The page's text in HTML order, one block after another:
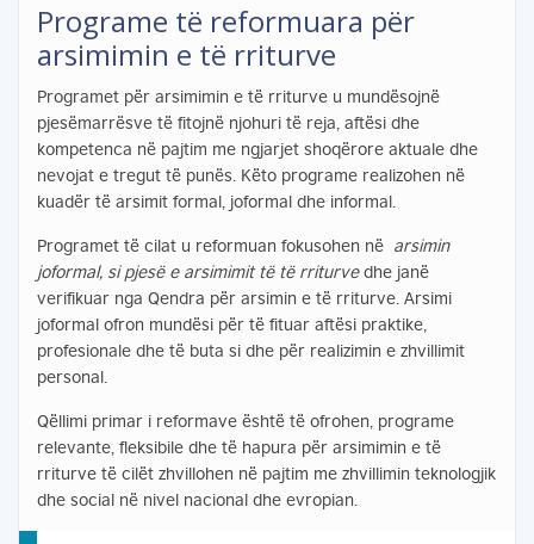
Programe të reformuara për
arsimimin e të rriturve
Programet për arsimimin e të rriturve u mundësojnë
pjesëmarrësve të fitojnë njohuri të reja, aftësi dhe
kompetenca në pajtim me ngjarjet shoqërore aktuale dhe
nevojat e tregut të punës. Këto programe realizohen në
kuadër të arsimit formal, joformal dhe informal.
Programet të cilat u reformuan fokusohen në arsimin
joformal, si pjesë e arsimimit të të rriturvedhe janë
verifikuar nga Qendra për arsimin e të rriturve. Arsimi
joformal ofron mundësi për të fituar aftësi praktike,
profesionale dhe të buta si dhe për realizimin e zhvillimit
personal.
Qëllimi primar i reformave është të ofrohen, programe
relevante, fleksibile dhe të hapura për arsimimin e të
rriturve të cilët zhvillohen në pajtim me zhvillimin teknologjik
dhe social në nivel nacional dhe evropian.